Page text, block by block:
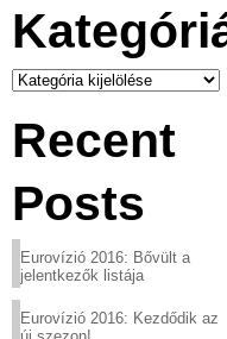
Kategóriák
Recent
Posts
Eurovízió 2016: Bővült a
jelentkezők listája
Eurovízió 2016: Kezdődik az